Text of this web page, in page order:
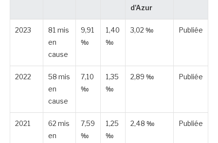
d'Azur
2023
81 mis
en
cause
9,91
‰
1,40
‰
3,02 ‰ Publiée
2022
58 mis
en
cause
7,10
‰
1,35
‰
2,89 ‰ Publiée
2021
62 mis
en
7,59
‰
1,25
‰
2,48 ‰ Publiée